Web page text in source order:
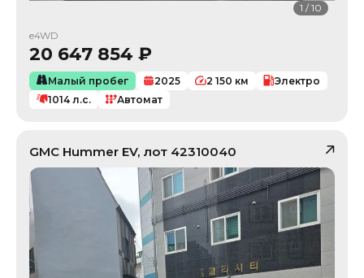
1 /10
e4WD
20 647 854 ₽
Малый пробег 2025 2 150 км
Электро
1014 л.с. Автомат
GMC Hummer EV, лот 42310040